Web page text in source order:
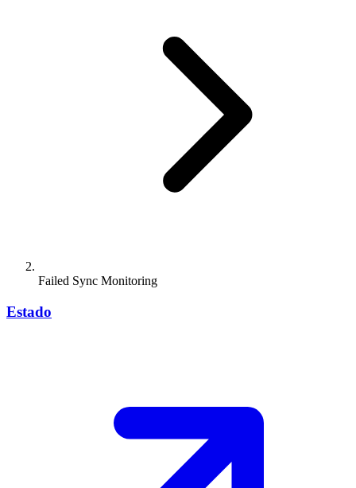
Failed Sync Monitoring
Estado